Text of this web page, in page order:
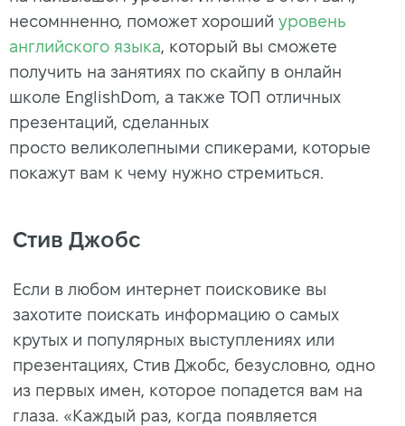
несомнненно, поможет хороший уровень
английского языка, который вы сможете
получить на занятиях по скайпу в онлайн
школе EnglishDom, а также ТОП отличных
презентаций, сделанных
просто великолепными спикерами, которые
покажут вам к чему нужно стремиться.
Стив Джобс
Если в любом интернет поисковике вы
захотите поискать информацию о самых
крутых и популярных выступлениях или
презентациях, Стив Джобс, безусловно, одно
из первых имен, которое попадется вам на
глаза. «Каждый раз, когда появляется